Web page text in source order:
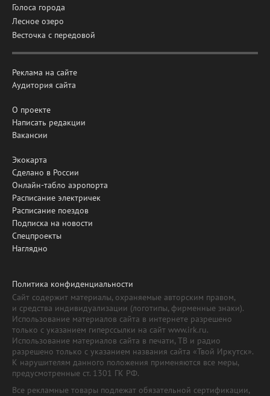
Голоса города
Лесное озеро
Весточка с передовой
Реклама на сайте
Аудитория сайта
О проекте
Написать редакции
Вакансии
Экокарта
Сделано в России
Онлайн-табло аэропорта
Расписание электричек
Расписание поездов
Подписка на новости
Спецпроекты
Наглядно
Политика конфиденциальности
Сайт содержит материалы, охраняемые авторским правом,
и средства индивидуализации (логотипы, фирменные знаки).
Использование материалов сайта в интернете разрешено
только с указанием гиперссылки на сайт www.irk.ru.
Использование материалов сайта в печати, ТВ и радио
разрешено только с указанием названия сайта «Твой Иркутск».
К нарушителям данного положения применяются все меры,
предусмотренные ст. 1301 ГК РФ.
Все рекламные товары подлежат обязательной сертификации,